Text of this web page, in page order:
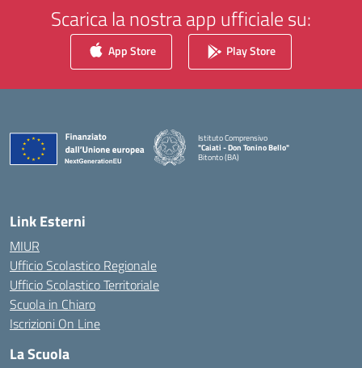
Scarica la nostra app ufficiale su:
App Store Play Store
Istituto Comprensivo
"Caiati - Don Tonino Bello"
Bitonto (BA)
Link Esterni
MIUR
Ufficio Scolastico Regionale
Ufficio Scolastico Territoriale
Scuola in Chiaro
Iscrizioni On Line
La Scuola